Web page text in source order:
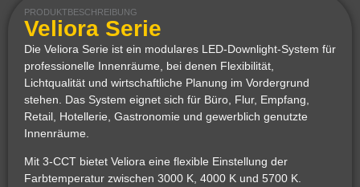
PRODUKTBESCHREIBUNG
Veliora Serie
Die Veliora Serie ist ein modulares LED-Downlight-System für
professionelle Innenräume, bei denen Flexibilität,
Lichtqualität und wirtschaftliche Planung im Vordergrund
stehen. Das System eignet sich für Büro, Flur, Empfang,
Retail, Hotellerie, Gastronomie und gewerblich genutzte
Innenräume.
Mit 3-CCT bietet Veliora eine flexible Einstellung der
Farbtemperatur zwischen 3000 K, 4000 K und 5700 K.